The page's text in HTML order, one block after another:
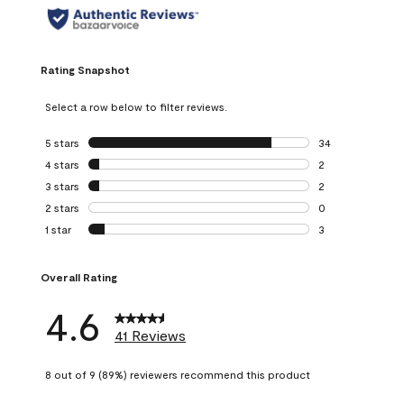
Rating Snapshot
Select a row below to filter reviews.
5 stars stars
34
34 reviews with
4 stars stars
2
2 reviews with 4
3 stars stars
2
2 reviews with 3
2 stars stars
0
0 reviews with 2
1 star stars
3
Overall Rating
4.6 41 Reviews
8 out of 9 (89%) reviewers recommend this product